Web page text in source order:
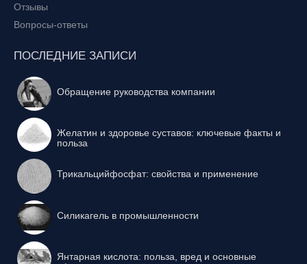
Отзывы
Вопросы-ответы
ПОСЛЕДНИЕ ЗАПИСИ
Обращение руководства компании
Желатин и здоровье суставов: ключевые факты и
польза
Трикальцийфосфат: свойства и применение
Силикагель в промышленности
Янтарная кислота: польза, вред и основные